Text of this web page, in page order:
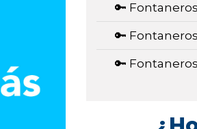
🔑
🔑
🔑